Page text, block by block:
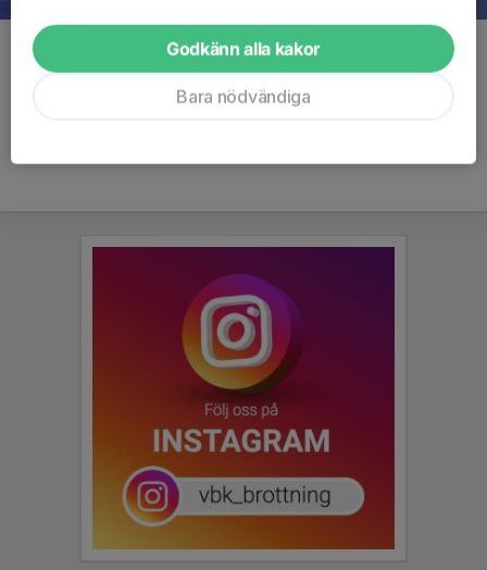
Kommentarer Godkänn alla kakor
Bara nödvändiga